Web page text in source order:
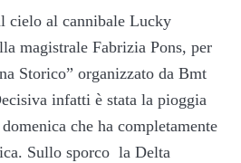
cielo al cannibale Lucky
magistrale Fabrizia Pons, per
Storico” organizzato da Bmt
infatti è stata la pioggia
che ha completamente
Sullo sporco la Delta